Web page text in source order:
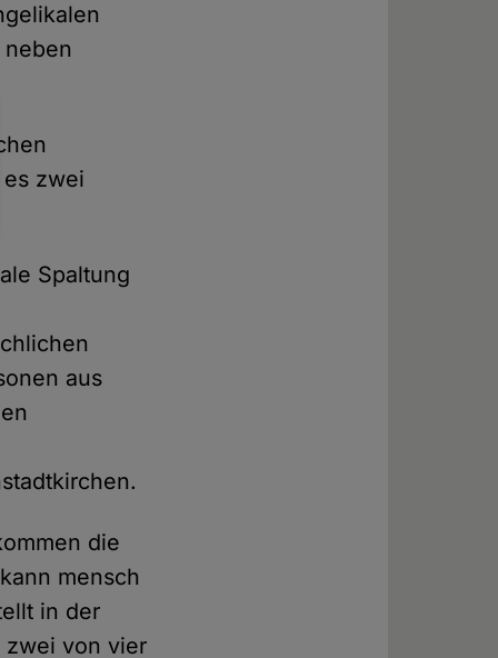
zwei
Spaltung
aus
die
mensch
in der
zwei von vier